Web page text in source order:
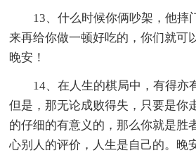
13、什么时候你俩吵架，他摔
来再给你做一顿好吃的，你们就可
晚安！
14、在人生的棋局中，有得亦
但是，那无论成败得失，只要是你
的仔细的有意义的，那么你就是胜
心别人的评价，人生是自己的。晚